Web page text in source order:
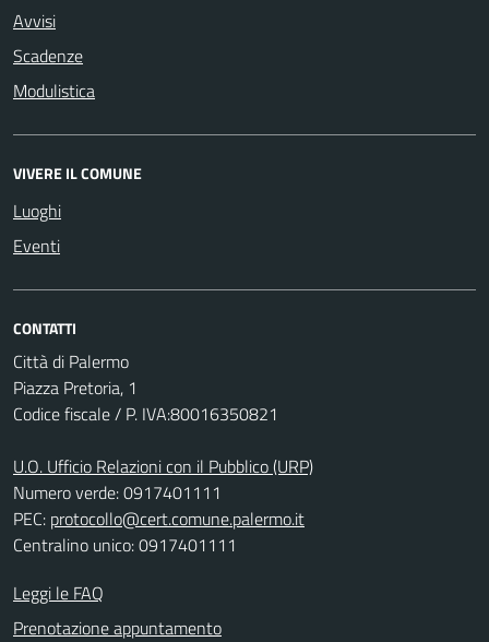
Avvisi
Scadenze
Modulistica
VIVERE IL COMUNE
Luoghi
Eventi
CONTATTI
Città di Palermo
Piazza Pretoria, 1
Codice fiscale / P. IVA:80016350821
U.O. Ufficio Relazioni con il Pubblico (URP)
Numero verde: 0917401111
PEC: protocollo@cert.comune.palermo.it
Centralino unico: 0917401111
Leggi le FAQ
Prenotazione appuntamento